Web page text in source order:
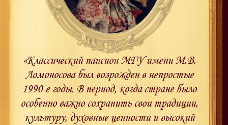
«Классический пансион МГУ имени М.В.
Ломоносова был возрожден в непростые
1990-е годы. В период, когда стране было
особенно важно сохранить свои традиции,
культуру, духовные ценности и высокий